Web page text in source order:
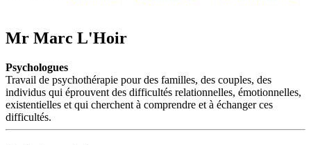
Mr Marc L'Hoir
Psychologues
Travail de psychothérapie pour des familles, des couples, des
individus qui éprouvent des difficultés relationnelles, émotionnelles,
existentielles et qui cherchent à comprendre et à échanger ces
difficultés.